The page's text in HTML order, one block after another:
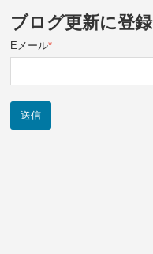
ブログ更新に登録
Eメール*